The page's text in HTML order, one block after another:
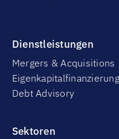
Dienstleistungen
Mergers & Acquisitions
Debt Advisory
Sektoren